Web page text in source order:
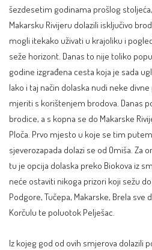
šezdesetim godinama prošlog
Makarsku Rivijeru dolazili isključivo
mogli itekako uživati u krajoliku i
seže horizont. Danas to nije toliko
godine izgrađena cesta koja je sada
Iako i taj način dolaska nudi neke
mjeriti s korištenjem brodova. Danas
brodice, a s kopna se do Makarske
Ploča. Prvo mjesto u koje se tim
sjeverozapada dolazi se od Omiša. Za
tu je opcija dolaska preko Biokova iz
neće ostaviti nikoga prizori koji sežu
Podgore, Tučepa, Makarske, Brela sve
Korčulu te poluotok Pelješac.
Iz kojeg god od ovih smjerova dolazili